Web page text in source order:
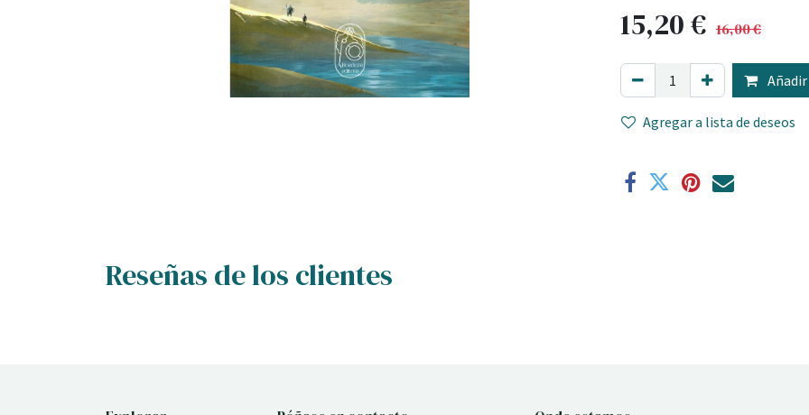
15,20€ 16,00€
Agregar a lista de deseos
Reseñas de los clientes